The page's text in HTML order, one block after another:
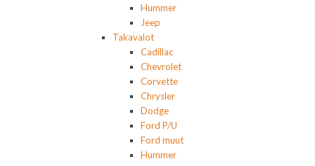
Hummer
Jeep
Takavalot
Cadillac
Chevrolet
Corvette
Chrysler
Dodge
Ford P/U
Ford muut
Hummer